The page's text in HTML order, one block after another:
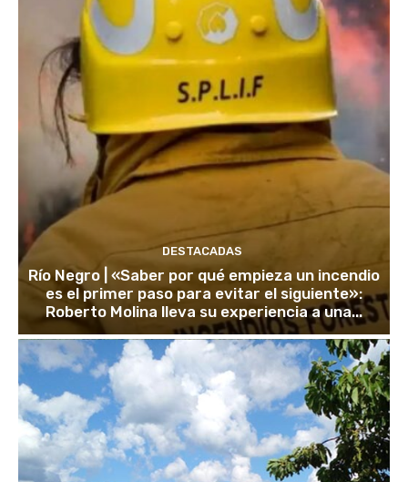
DESTACADAS
Río Negro | «Saber por qué empieza un incendio
es el primer paso para evitar el siguiente»:
Roberto Molina lleva su experiencia a una...